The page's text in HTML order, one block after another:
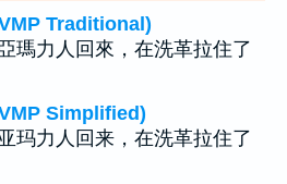
Traditional)
瑪力人回來，在洗革拉住了
Simplified)
玛力人回来，在洗革拉住了